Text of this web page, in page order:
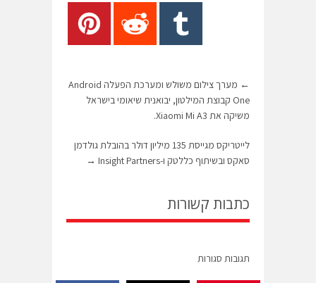
←
מערך צילום משולש ומערכת הפעלה Android
One קבוצת המילטון, יבואנית שיאומי בישראל
משיקה את Xiaomi Mi A3.
לייטריקס מגייסת 135 מיליון דולר בהובלת גולדמן
סאקס ובשיתוף כללטק ו-Insight Partners
→
כתבות קשורות
תגובות סגורות